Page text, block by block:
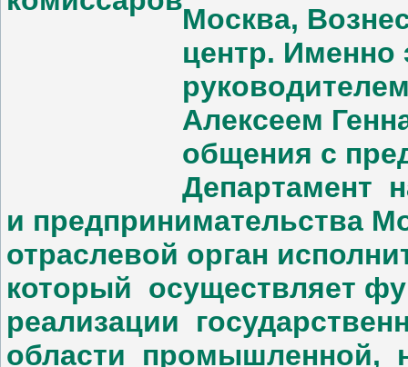
Москва,
центр. Именно
Алексеем
общения с
Департамент
и предпринимательства
отраслевой орган
который осуществляет
реализации
области промышленной,